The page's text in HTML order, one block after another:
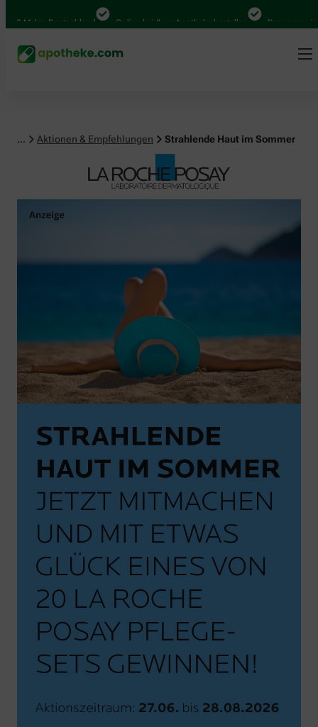
in Deutschland Online bei Ihrer Apotheke bestellen Bequem zwischen
... Aktionen & Empfehlungen Strahlende Haut im Sommer